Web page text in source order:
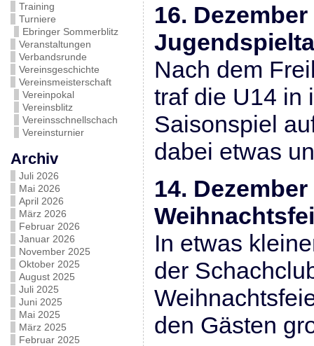
Training
Turniere
Ebringer Sommerblitz
Veranstaltungen
Verbandsrunde
Vereinsgeschichte
Vereinsmeisterschaft
Vereinpokal
Vereinsblitz
Vereinsschnellschach
Vereinsturnier
Archiv
Juli 2026
Mai 2026
April 2026
März 2026
Februar 2026
Januar 2026
November 2025
Oktober 2025
August 2025
Juli 2025
Juni 2025
Mai 2025
März 2025
Februar 2025
16. Dezember
Nach dem
traf die U14 in
Saisonspiel
dabei etwas
14. Dezember
In etwas
der
den Gästen